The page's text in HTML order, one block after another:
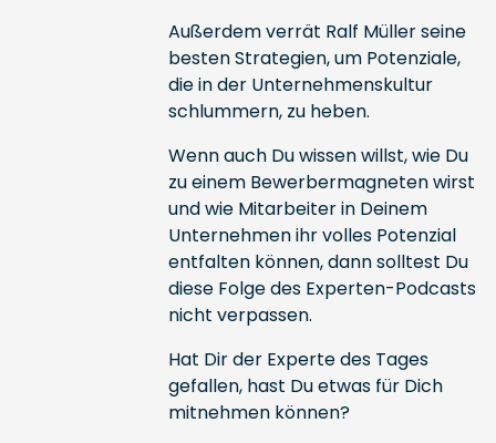
Außerdem verrät Ralf Müller seine
besten Strategien, um Potenziale,
die in der Unternehmenskultur
schlummern, zu heben.
Wenn auch Du wissen willst, wie Du
zu einem Bewerbermagneten wirst
und wie Mitarbeiter in Deinem
Unternehmen ihr volles Potenzial
entfalten können, dann solltest Du
diese Folge des Experten-Podcasts
nicht verpassen.
Hat Dir der Experte des Tages
gefallen, hast Du etwas für Dich
mitnehmen können?